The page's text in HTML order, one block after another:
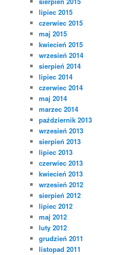
lipiec 2015
czerwiec 2015
maj 2015
kwiecień 2015
wrzesień 2014
sierpień 2014
lipiec 2014
czerwiec 2014
maj 2014
marzec 2014
październik 2013
wrzesień 2013
sierpień 2013
lipiec 2013
czerwiec 2013
kwiecień 2013
wrzesień 2012
sierpień 2012
lipiec 2012
maj 2012
luty 2012
grudzień 2011
listopad 2011